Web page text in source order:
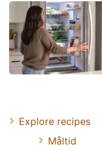
Explore recipes
Måltid